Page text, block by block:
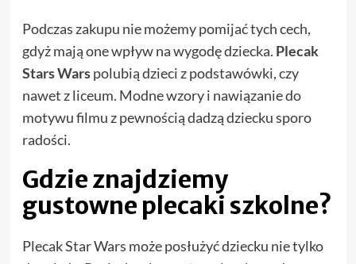
Podczas zakupu nie możemy pomijać tych cech,
gdyż mają one wpływ na wygodę dziecka. Plecak
Stars Warspolubią dzieci z podstawówki, czy
nawet z liceum. Modne wzory i nawiązanie do
motywu filmu z pewnością dadzą dziecku sporo
radości.
Gdzie znajdziemy
gustowne plecaki szkolne?
Plecak Star Wars może posłużyć dziecku nie tylko